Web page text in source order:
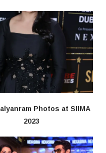
Photos at SIIMA
2023